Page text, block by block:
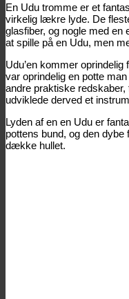
En Udu tromme er et
virkelig lækre lyde. De
glasfiber, og nogle med en
at spille på en Udu, men
Udu’en kommer
var oprindelig en potte
andre praktiske
udviklede derved et
Lyden af en en Udu er
pottens bund, og den
dække hullet.